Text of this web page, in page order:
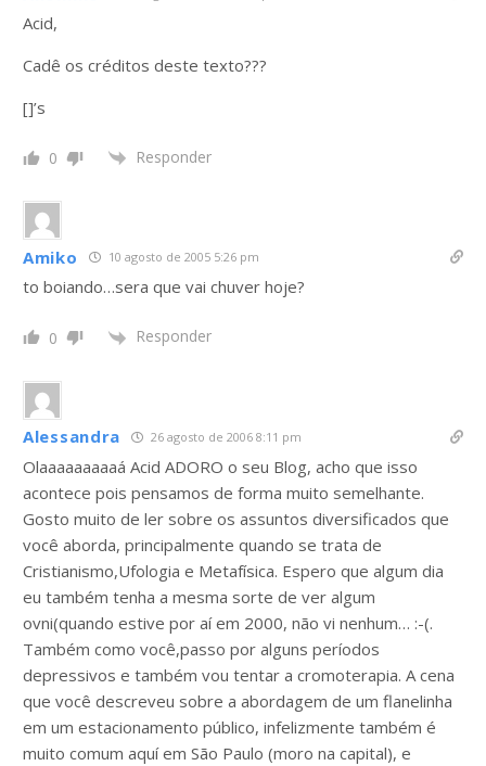
Acid,
Cadê os créditos deste texto???
[]’s
0 Responder
Amiko 10 agosto de 2005 5:26 pm
to boiando…sera que vai chuver hoje?
0 Responder
Alessandra 26 agosto de 2006 8:11 pm
Olaaaaaaaaaá Acid ADORO o seu Blog, acho que isso
acontece pois pensamos de forma muito semelhante.
Gosto muito de ler sobre os assuntos diversificados que
você aborda, principalmente quando se trata de
Cristianismo,Ufologia e Metafísica. Espero que algum dia
eu também tenha a mesma sorte de ver algum
ovni(quando estive por aí em 2000, não vi nenhum… :-(.
Também como você,passo por alguns períodos
depressivos e também vou tentar a cromoterapia. A cena
que você descreveu sobre a abordagem de um flanelinha
em um estacionamento público, infelizmente também é
muito comum aquí em São Paulo (moro na capital), e